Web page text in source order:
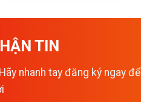
TIN
nhanh tay đăng ký ngay để